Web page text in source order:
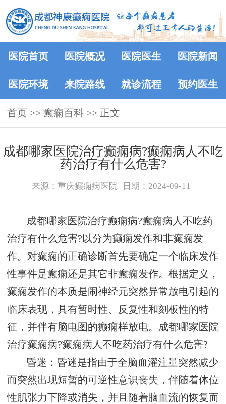
医院首页 医院概况 医院医生 医院新闻
医院环境 来院路线 就诊流程 预约医生
首页 >> 癫痫百科 >> 正文
成都哪家医院治疗癫痫病?癫痫病人不吃
药治疗有什么危害?
来源：重庆癫痫病医院 日期：2024-09-11
成都哪家医院治疗癫痫病?癫痫病人不吃药
治疗有什么危害?以分为癫痫发作和非癫痫发
作。对癫痫的正确诊断首先要确定一个临床发作
性事件是癫痫还是其它非癫痫发作。根据定义，
癫痫发作的本质是闹神经元突然异常放电引起的
临床表现，具有暂时性、反复性和刻板性的特
征，并伴有脑电图的癫痫样放电。成都哪家医院
治疗癫痫病?癫痫病人不吃药治疗有什么危害?
昏迷：昏迷是指由于全脑血灌注量突然减少
而突然出现短暂的可逆性意识丧失，伴随着体位
性肌张力下降或消失，并且随着脑血流的恢复而